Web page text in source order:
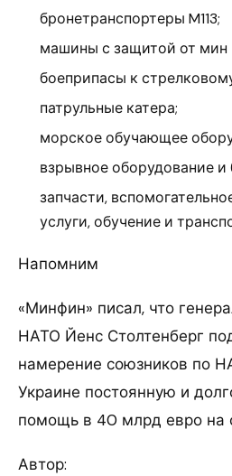
бронетранспортеры M113;
машины с защитой от мин
боеприпасы к
патрульные катера;
морское обучающее
взрывное оборудование и
запчасти,
услуги, обучение и
Напомним
«Минфин» писал, что
НАТО Йенс Столтенберг
намерение союзников по
Украине постоянную и
помощь в 40 млрд евро на
Автор: